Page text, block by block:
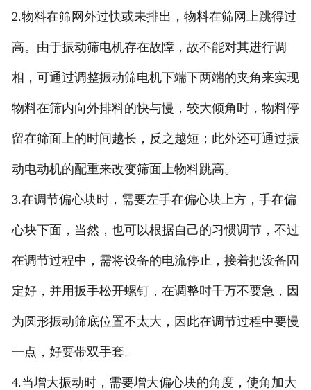
2.物料在筛网外过快或未排出，物料在筛网上跳得过
高。由于振动筛电机存在故障，故不能对其进行调
相，可通过调整振动筛电机下端下两端的夹角来实现
物料在筛内向外排料的快与慢，较大倾角时，物料停
留在筛面上的时间越长，反之越短；此外还可通过振
动电动机的配重来改变筛面上物料跳高。
3.在调节偏心块时，需要左手在偏心块上方，手在偏
心块下面，当然，也可以根据自己的习惯调节，不过
在调节过程中，需将设备的电流停止，接着把设备固
定好，并用扳手松开螺钉，在调整时千万不要急，因
为圆形振动筛底位置不太大，因此在调节过程中要慢
一点，好要带双手套。
4.当增大振动时，需要增大偏心块的角度，使角加大